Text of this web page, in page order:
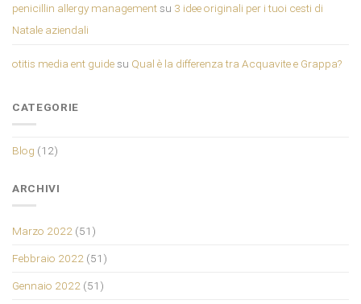
penicillin allergy managementsu 3 idee originali per i tuoi cesti di
Natale aziendali
otitis media ent guidesu Qual è la differenza tra Acquavite e Grappa?
CATEGORIE
Blog (12)
ARCHIVI
Marzo 2022 (51)
Febbraio 2022 (51)
Gennaio 2022 (51)